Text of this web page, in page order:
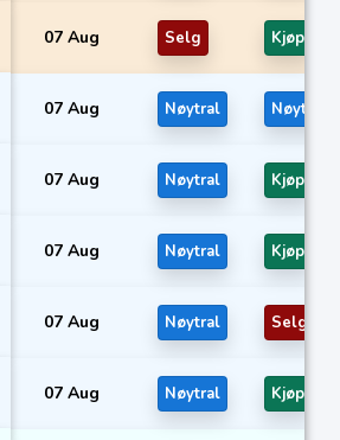
07 Aug Selg Kjøp
07 Aug Nøytral Nøytral
07 Aug Nøytral Kjøp
07 Aug Nøytral Kjøp
07 Aug Nøytral Selg
07 Aug Nøytral Kjøp